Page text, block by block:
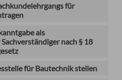
für
als
nach § 18
für Bautechnik stellen